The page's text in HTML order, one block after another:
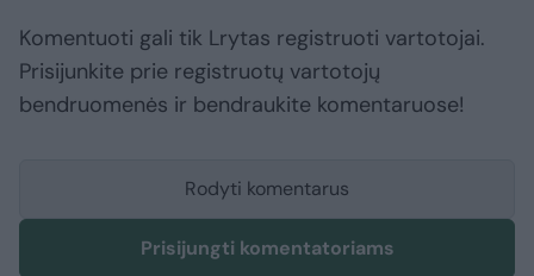
Komentuoti gali tik Lrytas registruoti vartotojai.
Prisijunkite prie registruotų vartotojų
bendruomenės ir bendraukite komentaruose!
Rodyti komentarus
Prisijungti komentatoriams